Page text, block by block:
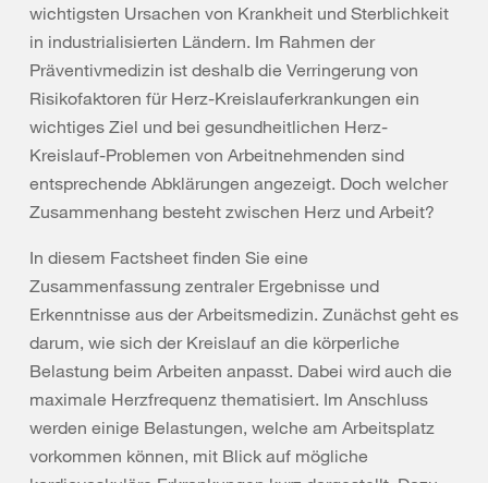
wichtigsten Ursachen von Krankheit und Sterblichkeit
in industrialisierten Ländern. Im Rahmen der
Präventivmedizin ist deshalb die Verringerung von
Risikofaktoren für Herz-Kreislauferkrankungen ein
wichtiges Ziel und bei gesundheitlichen Herz-
Kreislauf-Problemen von Arbeitnehmenden sind
entsprechende Abklärungen angezeigt. Doch welcher
Zusammenhang besteht zwischen Herz und Arbeit?
In diesem Factsheet finden Sie eine
Zusammenfassung zentraler Ergebnisse und
Erkenntnisse aus der Arbeitsmedizin. Zunächst geht es
darum, wie sich der Kreislauf an die körperliche
Belastung beim Arbeiten anpasst. Dabei wird auch die
maximale Herzfrequenz thematisiert. Im Anschluss
werden einige Belastungen, welche am Arbeitsplatz
vorkommen können, mit Blick auf mögliche